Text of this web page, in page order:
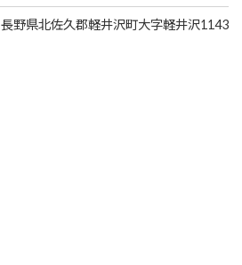
長野県北佐久郡軽井沢町大字軽井沢1143-2